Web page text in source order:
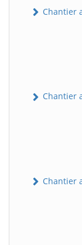
Chantier
Chantier
Chantier